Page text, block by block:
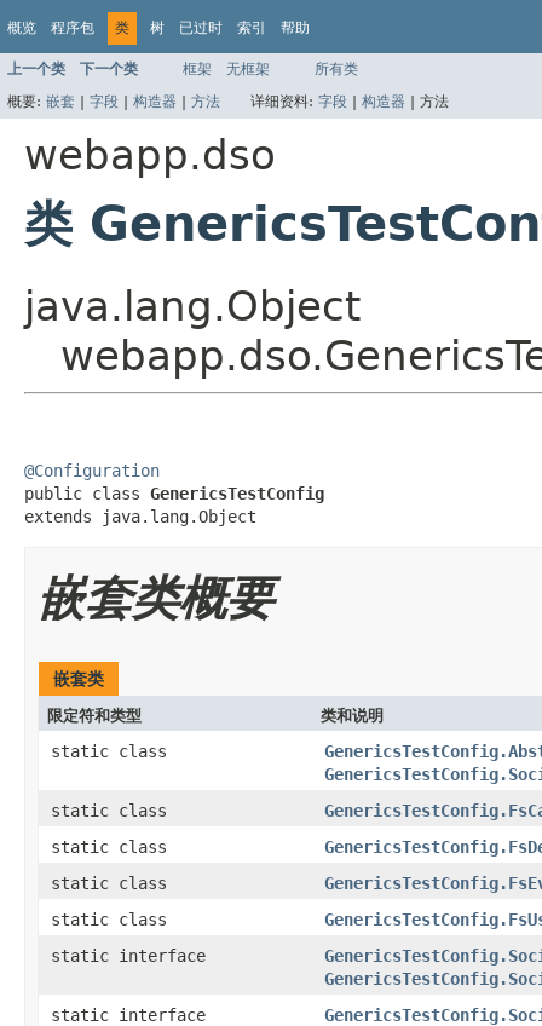
概览 程序包 类 树 已过时 索引 帮助
上一个类 下一个类 框架 无框架
所有类
概要: 嵌套 | 字段 | 构造器 | 方法 详细资料: 字段 | 构造器 | 方法
webapp.dso
类
java.lang.Object
@Configuration
public class GenericsTestConfig
extends java.lang.Object
嵌套类概要
嵌套类
限定符和类型 类和说明
static class
static class
static class
static class
static class
static interface
static interface